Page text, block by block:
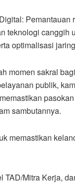
Pemantauan
teknologi canggih
optimalisasi
momen sakral
publik,
sambutannya.
memastikan
TAD/Mitra Kerja,